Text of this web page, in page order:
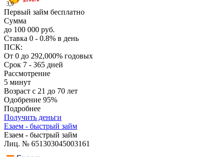
3,9
Первый займ бесплатно
Сумма
до 100 000 руб.
Ставка 0 - 0.8% в день
ПСК:
От 0 до 292,000% годовых
Срок 7 - 365 дней
Рассмотрение
5 минут
Возраст с 21 до 70 лет
Одобрение 95%
Подробнее
Получить деньги
Езаем - быстрый займ
Езаем - быстрый займ
Лиц. № 651303045003161